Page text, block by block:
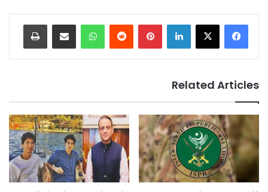
LinkedIn
Pinterest
Reddit
WhatsApp
Share via Email
Print
Related Articles